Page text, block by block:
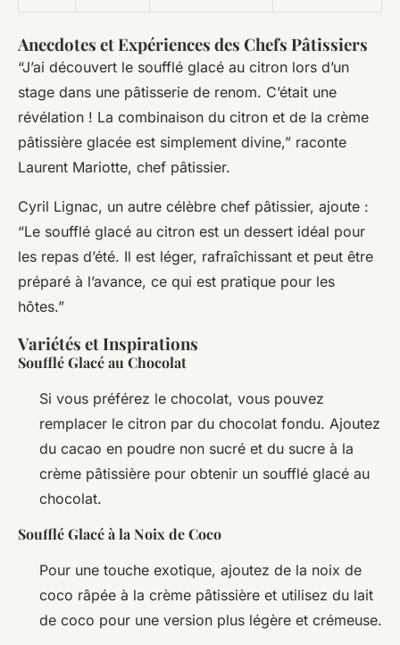
Anecdotes et Expériences des Chefs Pâtissiers
“J’ai découvert le soufflé glacé au citron lors d’un
stage dans une pâtisserie de renom. C’était une
révélation ! La combinaison du citron et de la crème
pâtissière glacée est simplement divine,” raconte
Laurent Mariotte, chef pâtissier.
Cyril Lignac, un autre célèbre chef pâtissier, ajoute :
“Le soufflé glacé au citron est un dessert idéal pour
les repas d’été. Il est léger, rafraîchissant et peut être
préparé à l’avance, ce qui est pratique pour les
hôtes.”
Variétés et Inspirations
Soufflé Glacé au Chocolat
Si vous préférez le chocolat, vous pouvez
remplacer le citron par du chocolat fondu. Ajoutez
du cacao en poudre non sucré et du sucre à la
crème pâtissière pour obtenir un soufflé glacé au
chocolat.
Soufflé Glacé à la Noix de Coco
Pour une touche exotique, ajoutez de la noix de
coco râpée à la crème pâtissière et utilisez du lait
de coco pour une version plus légère et crémeuse.